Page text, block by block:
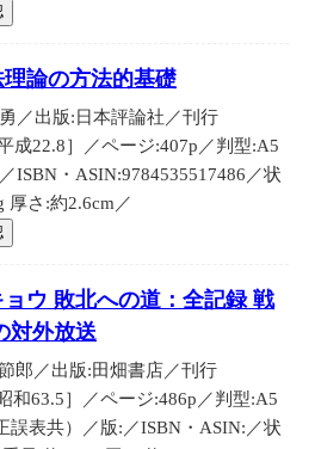
論の方法的基礎
／出版:日本評論社／刊行
成22.8］／ページ:407p／判型:A5
ISBN・ASIN:9784535517486／状
厚さ:約2.6cm／
ウ 敗北への道：全記録 戦
対外放送
郎／出版:田畑書店／刊行
和63.5］／ページ:486p／判型:A5
誤表共）／版:／ISBN・ASIN:／状